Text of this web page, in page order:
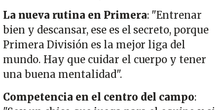
La nueva rutina en Primera: "Entrenar
bien y descansar, ese es el secreto, porque
Primera División es la mejor liga del
mundo. Hay que cuidar el cuerpo y tener
una buena mentalidad".
Competencia en el centro del campo: